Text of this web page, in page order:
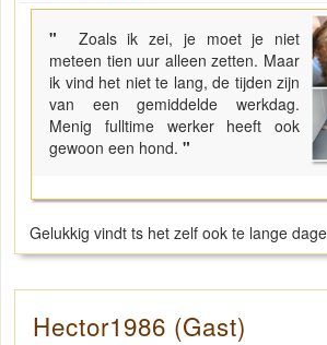
"
Zoals ik zei, je moet je niet
meteen tien uur alleen zetten. Maar
ik vind het niet te lang, de tijden zijn
van een gemiddelde werkdag.
Menig fulltime werker heeft ook
gewoon een hond. "
Gelukkig vindt ts het zelf ook te lange
Hector1986 (Gast)